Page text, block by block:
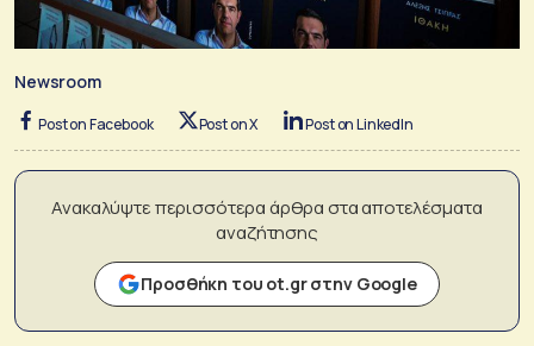
Newsroom
Post on Facebook Post on X Post on LinkedIn
Ανακαλύψτε περισσότερα άρθρα στα αποτελέσματα
αναζήτησης
Προσθήκη του ot.gr στην Google